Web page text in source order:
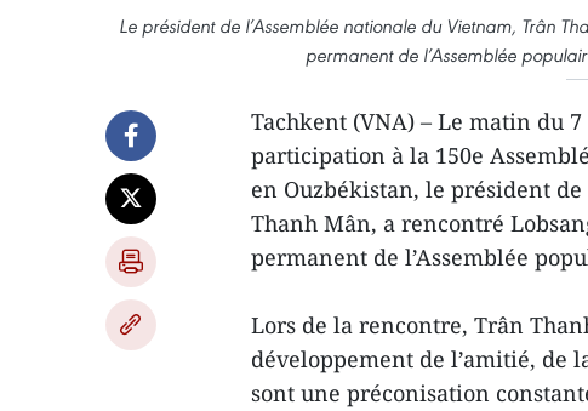
Le président de l’Assemblée nationale du Vietnam, Trân
permanent de l’Assemblée
Tachkent (VNA) – Le matin du
participation à la 150e
en Ouzbékistan, le président
Thanh Mân, a rencontré
permanent de l’Assemblée
Lors de la rencontre, Trân
développement de l’amitié, de
sont une préconisation